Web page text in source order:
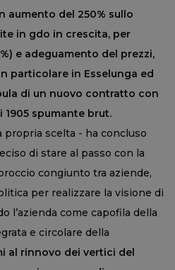
aumento del 250% sullo
in gdo in crescita, per
e adeguamento del prezzi,
particolare in Esselunga ed
di un nuovo contratto con
spumante brut.
propria scelta - ha concluso
di stare al passo con la
congiunto tra aziende,
per realizzare la visione di
l’azienda come capofila della
e circolare della
al rinnovo dei vertici del